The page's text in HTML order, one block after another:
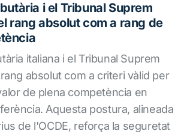
i el Tribunal Suprem
rang absolut com a rang de
italiana i el Tribunal Suprem
absolut com a criteri vàlid per
de plena competència en
Aquesta postura, alineada
de l'OCDE, reforça la seguretat